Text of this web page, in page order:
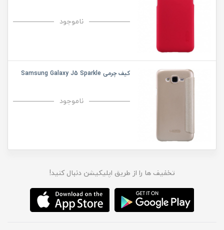
ناموجود
کیف چرمی Samsung Galaxy J5 Sparkle
ناموجود
تخفیف ها را از طریق اپلیکیشن دنبال کنید!